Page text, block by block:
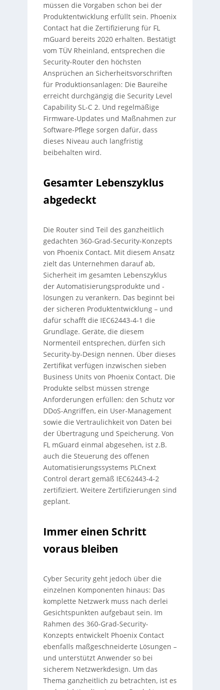
müssen die Vorgaben schon bei der
Produktentwicklung erfüllt sein. Phoenix
Contact hat die Zertifizierung für FL
mGuard bereits 2020 erhalten. Bestätigt
vom TÜV Rheinland, entsprechen die
Security-Router den höchsten
Ansprüchen an Sicherheitsvorschriften
für Produktionsanlagen: Die Baureihe
erreicht durchgängig die Security Level
Capability SL-C 2. Und regelmäßige
Firmware-Updates und Maßnahmen zur
Software-Pflege sorgen dafür, dass
dieses Niveau auch langfristig
beibehalten wird.
Gesamter Lebenszyklus
abgedeckt
Die Router sind Teil des ganzheitlich
gedachten 360-Grad-Security-Konzepts
von Phoenix Contact. Mit diesem Ansatz
zielt das Unternehmen darauf ab,
Sicherheit im gesamten Lebenszyklus
der Automatisierungsprodukte und -
lösungen zu verankern. Das beginnt bei
der sicheren Produktentwicklung – und
dafür schafft die IEC62443-4-1 die
Grundlage. Geräte, die diesem
Normenteil entsprechen, dürfen sich
Security-by-Design nennen. Über dieses
Zertifikat verfügen inzwischen sieben
Business Units von Phoenix Contact. Die
Produkte selbst müssen strenge
Anforderungen erfüllen: den Schutz vor
DDoS-Angriffen, ein User-Management
sowie die Vertraulichkeit von Daten bei
der Übertragung und Speicherung. Von
FL mGuard einmal abgesehen, ist z.B.
auch die Steuerung des offenen
Automatisierungssystems PLCnext
Control derart gemäß IEC62443-4-2
zertifiziert. Weitere Zertifizierungen sind
geplant.
Immer einen Schritt
voraus bleiben
Cyber Security geht jedoch über die
einzelnen Komponenten hinaus: Das
komplette Netzwerk muss nach derlei
Gesichtspunkten aufgebaut sein. Im
Rahmen des 360-Grad-Security-
Konzepts entwickelt Phoenix Contact
ebenfalls maßgeschneiderte Lösungen –
und unterstützt Anwender so bei
sicherem Netzwerkdesign. Um das
Thema ganzheitlich zu betrachten, ist es